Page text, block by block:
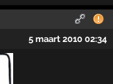
5 maart 2010 02:34